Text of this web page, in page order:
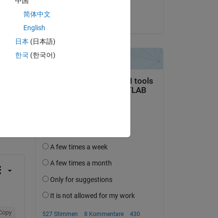
am 8 Apr. 2020
简体中文
English
日本 (日本語)
한국 (한국어)